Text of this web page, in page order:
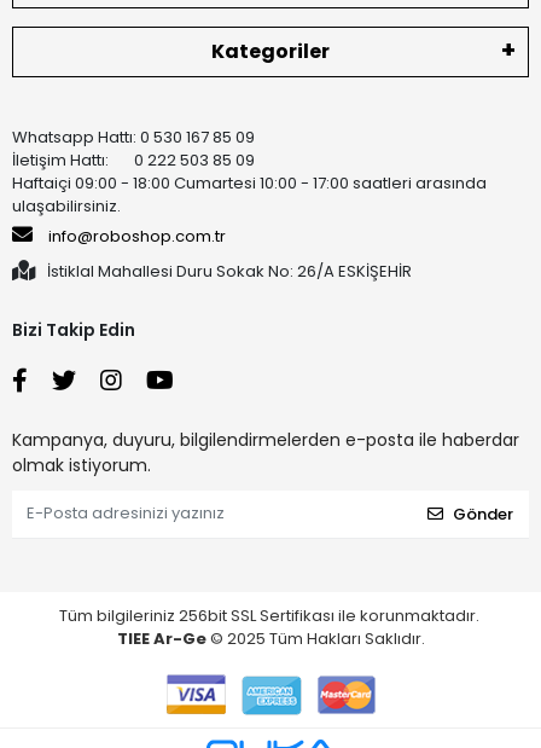
Kategoriler
Whatsapp Hattı: 0 530 167 85 09
İletişim Hattı: 0 222 503 85 09
Haftaiçi 09:00 - 18:00 Cumartesi 10:00 - 17:00 saatleri arasında
ulaşabilirsiniz.
info@roboshop.com.tr
İstiklal Mahallesi Duru Sokak No: 26/A ESKİŞEHİR
Bizi Takip Edin
Kampanya, duyuru, bilgilendirmelerden e-posta ile haberdar
olmak istiyorum.
Gönder
Tüm bilgileriniz 256bit SSL Sertifikası ile korunmaktadır.
TIEE Ar-Ge© 2025 Tüm Hakları Saklıdır.